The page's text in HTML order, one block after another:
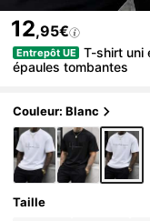
12,95€
Entrepôt UE
T-shirt uni
épaules tombantes
Couleur: Blanc
Taille